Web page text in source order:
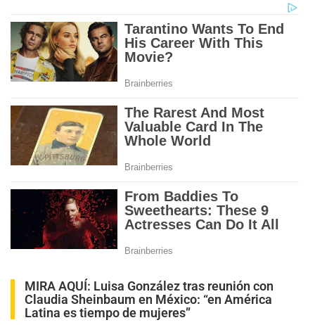
MIRA AQUÍ: Luisa González tras reunión con
Claudia Sheinbaum en México: “en América
Latina es tiempo de mujeres”